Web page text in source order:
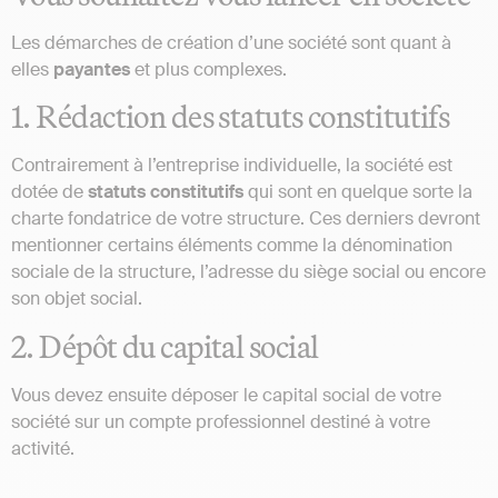
Les démarches de création d’une société sont quant à
elles payanteset plus complexes.
1. Rédaction des statuts constitutifs
Contrairement à l’entreprise individuelle, la société est
dotée destatutsconstitutifsqui sont en quelque sorte la
charte fondatrice de votre structure. Ces derniers devront
mentionner certains éléments comme la dénomination
sociale de la structure, l’adresse du siège social ou encore
son objet social.
2. Dépôt du capital social
Vous devez ensuite déposer le capital social de votre
société sur un compte professionnel destiné à votre
activité.